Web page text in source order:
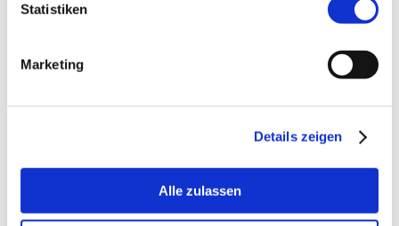
Statistiken
Marketing
Details zeigen
Alle zulassen
Kontrastmittelsonographie z.B. zu
Leber.
Zum Angebot